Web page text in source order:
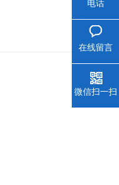
电话
在线留言
微信扫一扫